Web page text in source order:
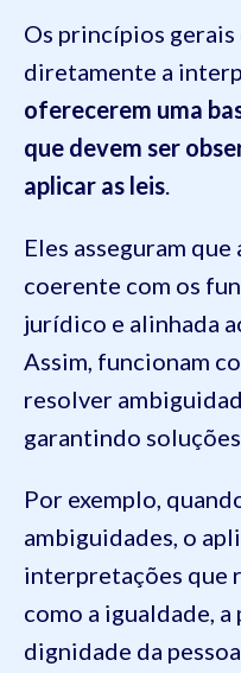
Os princípios
diretamente a
oferecerem uma
que devem ser
aplicar as leis
Eles asseguram
coerente com os
jurídico e alinhada
Assim, funcionam
resolver
garantindo
Por exemplo,
ambiguidades, o
interpretações que
como a igualdade,
dignidade da pessoa